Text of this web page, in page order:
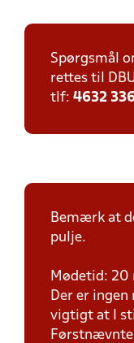
Spørgsmål
rettes til
tlf: 4632
Bemærk at
pulje.
Mødetid:
Der er ingen
vigtigt at I